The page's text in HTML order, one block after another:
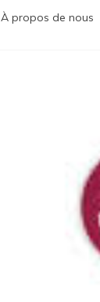
À propos de nous